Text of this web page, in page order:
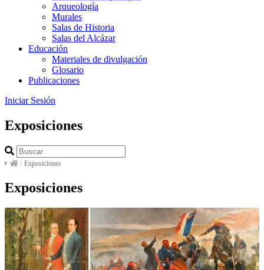
Arqueología
Murales
Salas de Historia
Salas del Alcázar
Educación
Materiales de divulgación
Glosario
Publicaciones
Iniciar Sesión
Exposiciones
/ Exposiciones
Exposiciones